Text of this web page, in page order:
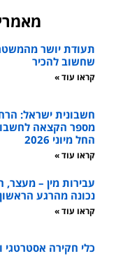
תעודת יושר
שחשוב להכיר
קראו עוד »
חשבונית ישראל:
החל מיוני 2026
קראו עוד »
עבירות מין – מעצר,
נכונה מהרגע הראשון
קראו עוד »
כלי חקירה אסטרטגי